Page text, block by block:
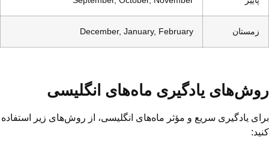
زمستان December, January, February
روش‌های یادگیری ماه‌های انگلیسی
برای یادگیری سریع و مؤثر ماه‌های انگلیسی، از روش‌های زیر استفاده
کنید: